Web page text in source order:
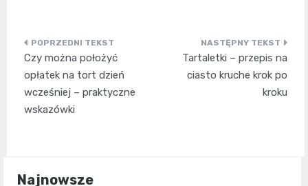
Nawigacja
wpisu
Czy można położyć
opłatek na tort dzień
wcześniej – praktyczne
wskazówki
Tartaletki – przepis na
ciasto kruche krok po
kroku
Najnowsze